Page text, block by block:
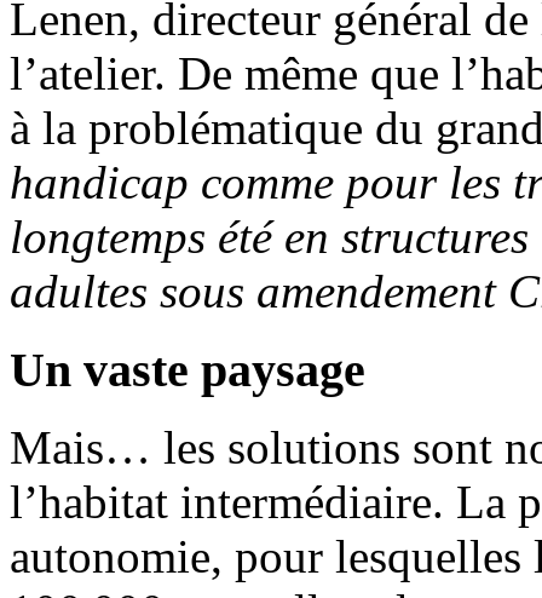
Lenen, directeur général
l’atelier. De même que
à la problématique du
handicap comme pour les
longtemps été en
adultes sous amendement
Un vaste paysage
Mais… les solutions sont
l’habitat intermédiaire. La
autonomie, pour lesquelles